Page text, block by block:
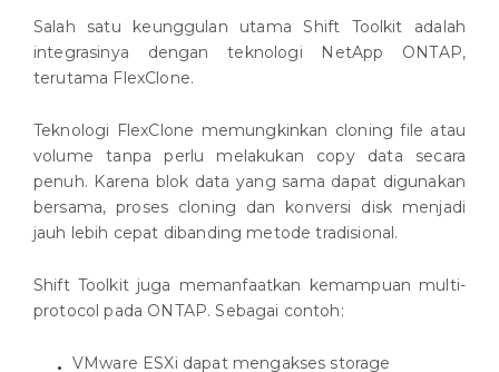
Salah satu keunggulan utama Shift Toolkit adalah
integrasinya dengan teknologi NetApp ONTAP,
terutama FlexClone.
Teknologi FlexClone memungkinkan cloning file atau
volume tanpa perlu melakukan copy data secara
penuh. Karena blok data yang sama dapat digunakan
bersama, proses cloning dan konversi disk menjadi
jauh lebih cepat dibanding metode tradisional.
Shift Toolkit juga memanfaatkan kemampuan multi-
protocol pada ONTAP. Sebagai contoh:
VMware ESXi dapat mengakses storage